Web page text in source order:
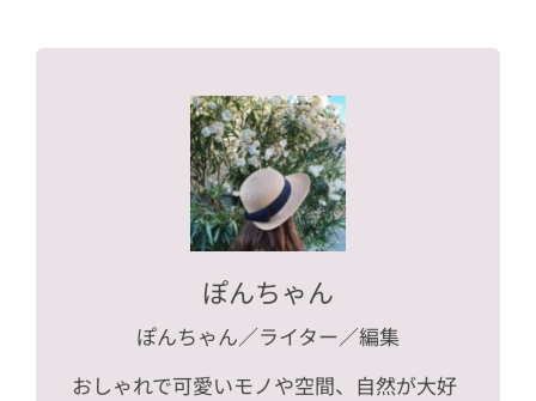
ぽんちゃん
ぽんちゃん／ライター／編集
おしゃれで可愛いモノや空間、自然が大好